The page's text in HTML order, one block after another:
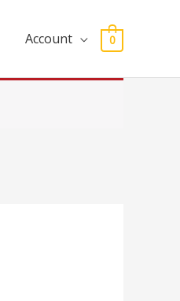
Account 0